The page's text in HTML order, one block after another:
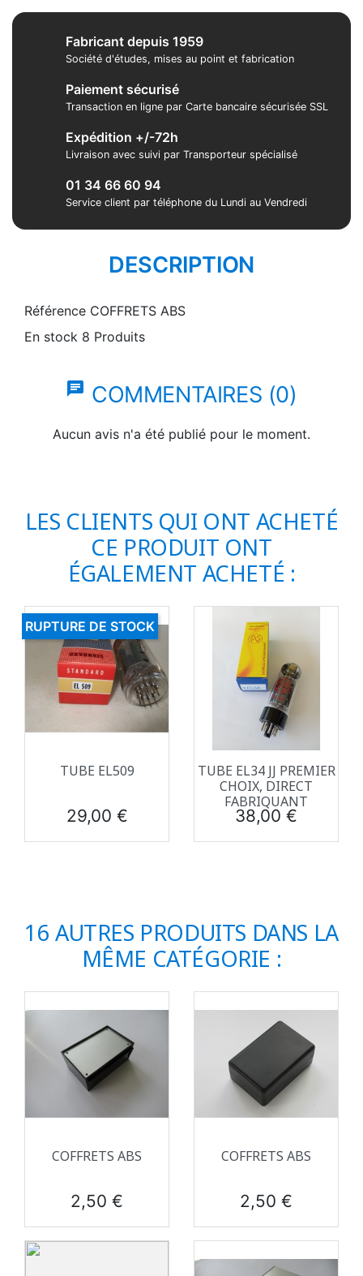
Fabricant depuis 1959
Société d'études, mises au point et fabrication
Paiement sécurisé
Transaction en ligne par Carte bancaire sécurisée SSL
Expédition +/-72h
Livraison avec suivi par Transporteur spécialisé
01 34 66 60 94
Service client par téléphone du Lundi au Vendredi
DESCRIPTION
Référence COFFRETS ABS
En stock 8 Produits
chat COMMENTAIRES (0)
Aucun avis n'a été publié pour le moment.
LES CLIENTS QUI ONT ACHETÉ
CE PRODUIT ONT
ÉGALEMENT ACHETÉ :
TUBE EL509
Prix
29,00 €
RUPTURE DE STOCK
TUBE EL34 JJ PREMIER
CHOIX, DIRECT
FABRIQUANT
Prix
38,00 €
16 AUTRES PRODUITS DANS LA
MÊME CATÉGORIE :
COFFRETS ABS
Prix
2,50 €
COFFRETS ABS
Prix
2,50 €